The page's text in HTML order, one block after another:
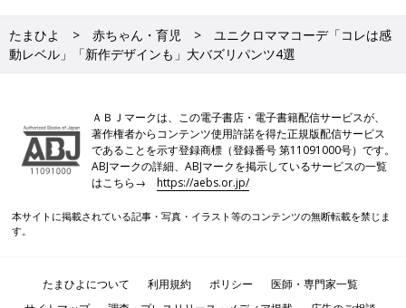
たまひよ 赤ちゃん・育児
ユニクロママコーデ「コレは感
動レベル」「新作デザインも」大バズリパンツ4選
ＡＢＪマークは、この電子書店・電子書籍配信サービスが、
著作権者からコンテンツ使用許諾を得た正規版配信サービス
であることを示す登録商標（登録番号 第11091000号）です。
ABJマークの詳細、ABJマークを掲示しているサービスの一覧
はこちら→https://aebs.or.jp/
本サイトに掲載されている記事・写真・イラスト等のコンテンツの無断転載を禁じま
す。
たまひよについて 利用規約 ポリシー
医師・専門家一覧